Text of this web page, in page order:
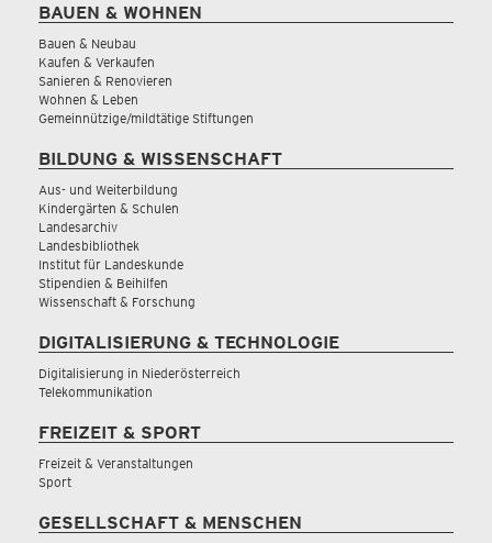
BAUEN & WOHNEN
Bauen & Neubau
Kaufen & Verkaufen
Sanieren & Renovieren
Wohnen & Leben
Gemeinnützige/mildtätige Stiftungen
BILDUNG & WISSENSCHAFT
Aus- und Weiterbildung
Kindergärten & Schulen
Landesarchiv
Landesbibliothek
Institut für Landeskunde
Stipendien & Beihilfen
Wissenschaft & Forschung
DIGITALISIERUNG & TECHNOLOGIE
Digitalisierung in Niederösterreich
Telekommunikation
FREIZEIT & SPORT
Freizeit & Veranstaltungen
Sport
GESELLSCHAFT & MENSCHEN